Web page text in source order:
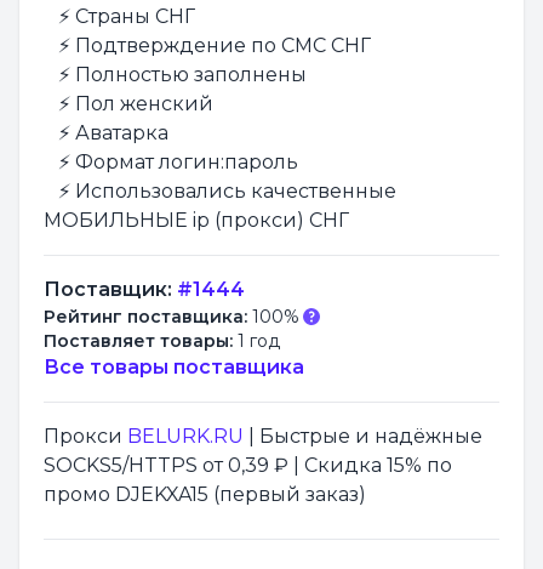
⚡️ Страны СНГ
⚡️ Подтверждение по СМС СНГ
⚡️ Полностью заполнены
⚡️ Пол женский
⚡️ Аватарка
⚡️ Формат логин:пароль
⚡️ Использовались качественные
МОБИЛЬНЫЕ ip (прокси) СНГ
Поставщик: #1444
Рейтинг поставщика: 100%
Поставляет товары: 1 год
Все товары поставщика
Прокси BELURK.RU
| Быстрые и надёжные
SOCKS5/HTTPS от 0,39 ₽ | Скидка 15% по
промо DJEKXA15 (первый заказ)